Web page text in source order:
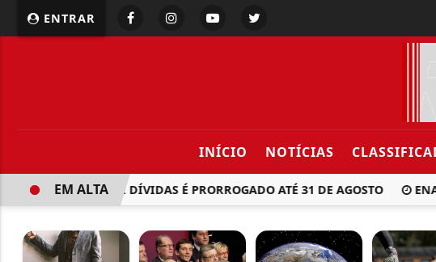
ENTRAR
INÍCIO NOTÍCIAS
DE DÍVIDAS É PRORROGADO ATÉ 31 DE AGOSTO
EM ALTA